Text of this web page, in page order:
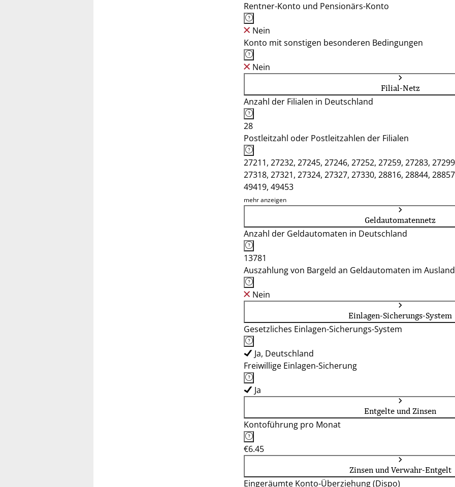
Rentner-Konto und Pensionärs-Konto
Nein
Konto mit sonstigen besonderen Bedingungen
Nein
Filial-Netz
Anzahl der Filialen in Deutschland
28
Postleitzahl oder Postleitzahlen der Filialen
27211, 27232, 27245, 27246, 27252, 27259, 27283,
27318, 27321, 27324, 27327, 27330, 28816, 28844,
49419, 49453
mehr anzeigen
Geldautomatennetz
Anzahl der Geldautomaten in Deutschland
13781
Auszahlung von Bargeld an Geldautomaten im
Nein
Einlagen-Sicherungs-System
Gesetzliches Einlagen-Sicherungs-System
Ja, Deutschland
Freiwillige Einlagen-Sicherung
Ja
Entgelte und Zinsen
Kontoführung pro Monat
€6.45
Zinsen und Verwahr-Entgelt
Eingeräumte Konto-Überziehung (Dispo)